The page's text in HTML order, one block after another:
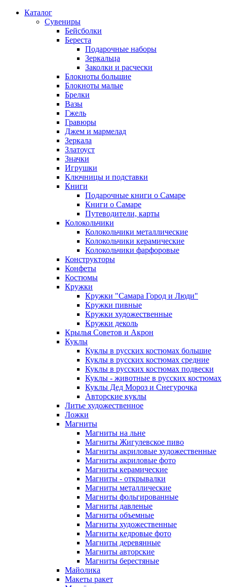
Каталог
Сувениры
Бейсболки
Береста
Подарочные наборы
Зеркальца
Заколки и расчески
Блокноты большие
Блокноты малые
Брелки
Вазы
Гжель
Гравюры
Джем и мармелад
Зеркала
Златоуст
Значки
Игрушки
Ключницы и подставки
Книги
Подарочные книги о Самаре
Книги о Самаре
Путеводители, карты
Колокольчики
Колокольчики металлические
Колокольчики керамические
Колокольчики фарфоровые
Конструкторы
Конфеты
Костюмы
Кружки
Кружки "Самара Город и Люди"
Кружки пивные
Кружки художественные
Кружки деколь
Крылья Советов и Акрон
Куклы
Куклы в русских костюмах большие
Куклы в русских костюмах средние
Куклы в русских костюмах подвески
Куклы - животные в русских костюмах
Куклы Дед Мороз и Снегурочка
Авторские куклы
Литье художественное
Ложки
Магниты
Магниты на льне
Магниты Жигулевское пиво
Магниты акриловые художественные
Магниты акриловые фото
Магниты керамические
Магниты - открывалки
Магниты металлические
Магниты фольгированные
Магниты давленые
Магниты объемные
Магниты художественные
Магниты кедровые фото
Магниты деревянные
Магниты авторские
Магниты берестяные
Майолика
Макеты ракет